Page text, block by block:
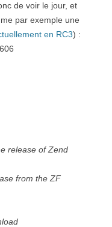
de voir le jour, et
par exemple une
en RC3) :
release of Zend
from the ZF